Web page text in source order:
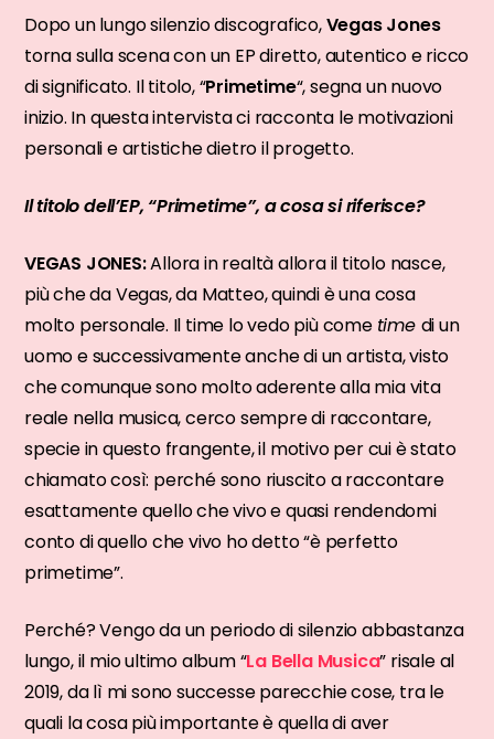
Dopo un lungo silenzio discografico,Vegas Jones
torna sulla scena con un EP diretto, autentico e ricco
di significato. Il titolo, “Primetime“, segna un nuovo
inizio. In questa intervista ci racconta le motivazioni
personali e artistiche dietro il progetto.
Il titolo dell’EP, “Primetime”, a cosa si riferisce?
VEGAS JONES:Allora in realtà allora il titolo nasce,
più che da Vegas, da Matteo, quindi è una cosa
molto personale. Il time lo vedo più come time di un
uomo e successivamente anche di un artista, visto
che comunque sono molto aderente alla mia vita
reale nella musica, cerco sempre di raccontare,
specie in questo frangente, il motivo per cui è stato
chiamato così: perché sono riuscito a raccontare
esattamente quello che vivo e quasi rendendomi
conto di quello che vivo ho detto “è perfetto
primetime”.
Perché? Vengo da un periodo di silenzio abbastanza
lungo, il mio ultimo album “La Bella Musica” risale al
2019, da lì mi sono successe parecchie cose, tra le
quali la cosa più importante è quella di aver